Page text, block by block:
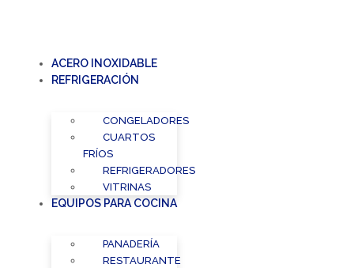
ACERO INOXIDABLE
REFRIGERACIÓN
CONGELADORES
CUARTOS
FRÍOS
REFRIGERADORES
VITRINAS
EQUIPOS PARA COCINA
PANADERÍA
RESTAURANTE